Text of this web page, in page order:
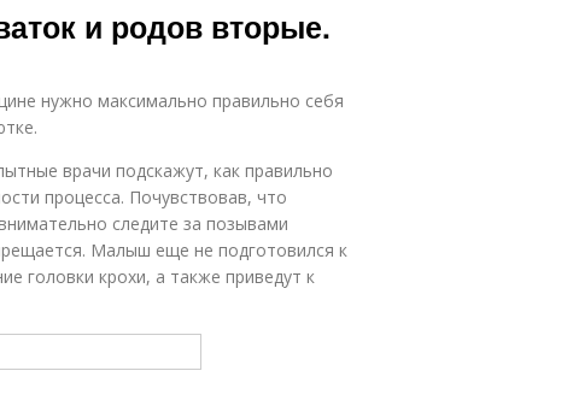
и родов вторые.
нужно максимально правильно себя
врачи подскажут, как правильно
процесса. Почувствовав, что
следите за позывами
Малыш еще не подготовился к
головки крохи, а также приведут к